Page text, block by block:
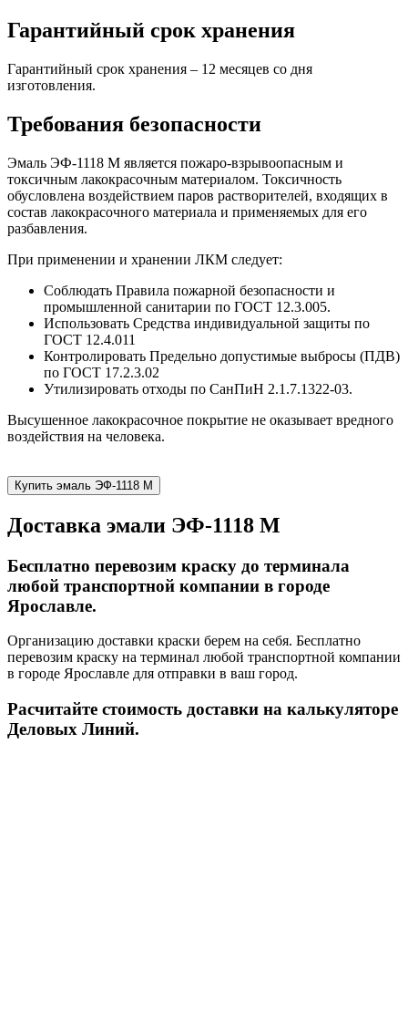
Гарантийный срок хранения
Гарантийный срок хранения – 12 месяцев со дня
изготовления.
Требования безопасности
Эмаль ЭФ-1118 М является пожаро-взрывоопасным и
токсичным лакокрасочным материалом. Токсичность
обусловлена воздействием паров растворителей, входящих в
состав лакокрасочного материала и применяемых для его
разбавления.
При применении и хранении ЛКМ следует:
Соблюдать Правила пожарной безопасности и
промышленной санитарии по ГОСТ 12.3.005.
Использовать Средства индивидуальной защиты по
ГОСТ 12.4.011
Контролировать Предельно допустимые выбросы (ПДВ)
по ГОСТ 17.2.3.02
Утилизировать отходы по СанПиН 2.1.7.1322-03.
Высушенное лакокрасочное покрытие не оказывает вредного
воздействия на человека.
Купить эмаль ЭФ-1118 М
Доставка эмали ЭФ-1118 М
Бесплатно перевозим краску до терминала
любой транспортной компании в городе
Ярославле.
Организацию доставки краски берем на себя. Бесплатно
перевозим краску на терминал любой транспортной компании
в городе Ярославле для отправки в ваш город.
Расчитайте стоимость доставки на калькуляторе
Деловых Линий.